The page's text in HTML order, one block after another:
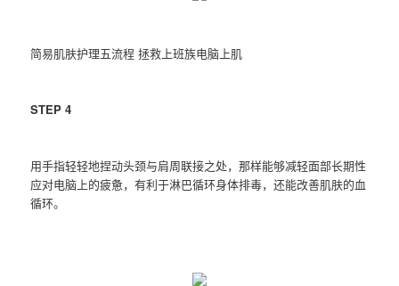
简易肌肤护理五流程 拯救上班族电脑上肌
STEP 4
用手指轻轻地捏动头颈与肩周联接之处，那样能够减轻面部长期性
应对电脑上的疲惫，有利于淋巴循环身体排毒，还能改善肌肤的血
循环。